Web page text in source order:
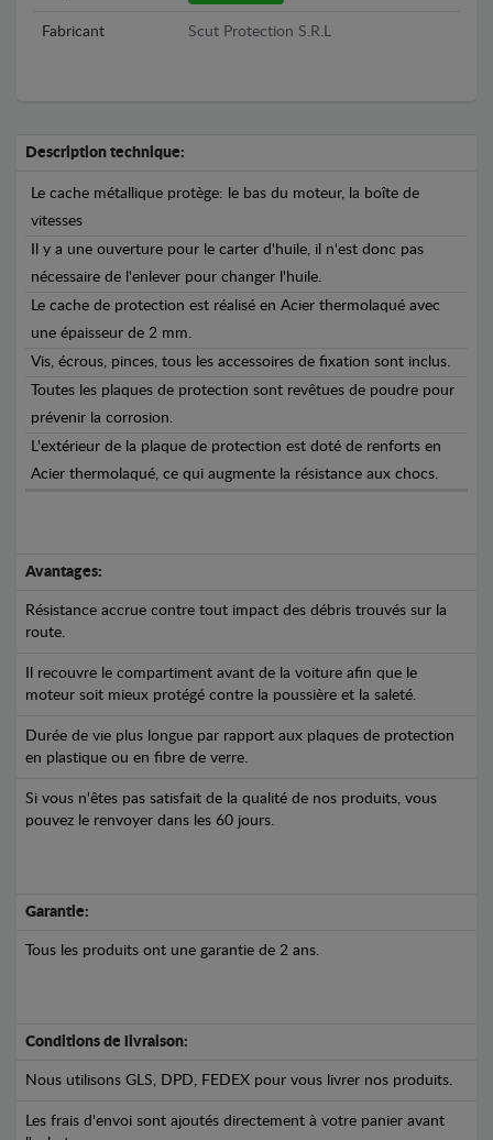
Fabricant Scut Protection S.R.L
Description technique:
Le cache métallique protège: le bas du moteur, la boîte de
vitesses
Il y a une ouverture pour le carter d'huile, il n'est donc pas
nécessaire de l'enlever pour changer l'huile.
Le cache de protection est réalisé en Acier thermolaqué avec
une épaisseur de 2 mm.
Vis, écrous, pinces, tous les accessoires de fixation sont inclus.
Toutes les plaques de protection sont revêtues de poudre pour
prévenir la corrosion.
L'extérieur de la plaque de protection est doté de renforts en
Acier thermolaqué, ce qui augmente la résistance aux chocs.
Avantages:
Résistance accrue contre tout impact des débris trouvés sur la
route.
Il recouvre le compartiment avant de la voiture afin que le
moteur soit mieux protégé contre la poussière et la saleté.
Durée de vie plus longue par rapport aux plaques de protection
en plastique ou en fibre de verre.
Si vous n'êtes pas satisfait de la qualité de nos produits, vous
pouvez le renvoyer dans les 60 jours.
Garantie:
Tous les produits ont une garantie de 2 ans.
Conditions de livraison:
Nous utilisons GLS, DPD, FEDEX pour vous livrer nos produits.
Les frais d'envoi sont ajoutés directement à votre panier avant